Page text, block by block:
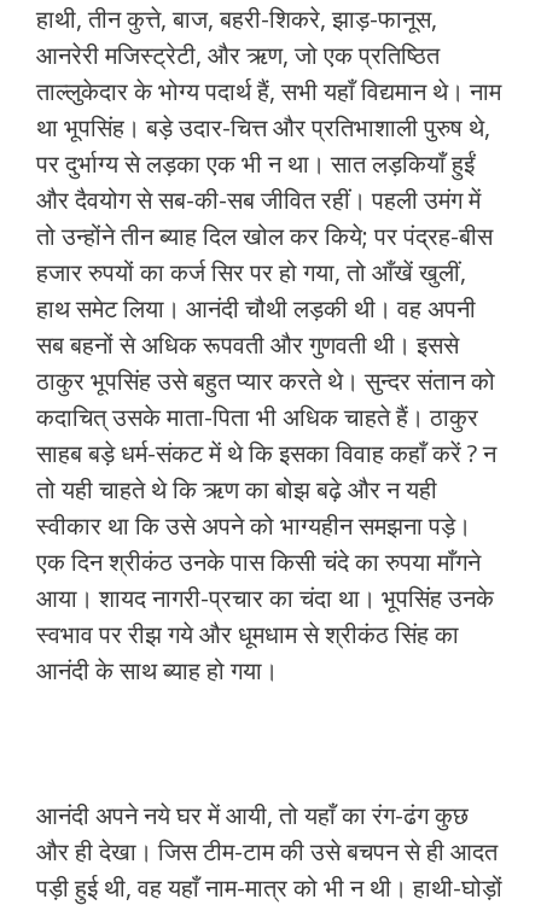
हाथी, तीन कुत्ते, बाज, बहरी-शिकरे, झाड़-फानूस,
आनरेरी मजिस्ट्रेटी, और ऋण, जो एक प्रतिष्ठित
ताल्लुकेदार के भोग्य पदार्थ हैं, सभी यहाँ विद्यमान थे। नाम
था भूपसिंह। बड़े उदार-चित्त और प्रतिभाशाली पुरुष थे,
पर दुर्भाग्य से लड़का एक भी न था। सात लड़कियाँ हुईं
और दैवयोग से सब-की-सब जीवित रहीं। पहली उमंग में
तो उन्होंने तीन ब्याह दिल खोल कर किये; पर पंद्रह-बीस
हजार रुपयों का कर्ज सिर पर हो गया, तो आँखें खुलीं,
हाथ समेट लिया। आनंदी चौथी लड़की थी। वह अपनी
सब बहनों से अधिक रूपवती और गुणवती थी। इससे
ठाकुर भूपसिंह उसे बहुत प्यार करते थे। सुन्दर संतान को
कदाचित् उसके माता-पिता भी अधिक चाहते हैं। ठाकुर
साहब बड़े धर्म-संकट में थे कि इसका विवाह कहाँ करें ? न
तो यही चाहते थे कि ऋण का बोझ बढ़े और न यही
स्वीकार था कि उसे अपने को भाग्यहीन समझना पड़े।
एक दिन श्रीकंठ उनके पास किसी चंदे का रुपया माँगने
आया। शायद नागरी-प्रचार का चंदा था। भूपसिंह उनके
स्वभाव पर रीझ गये और धूमधाम से श्रीकंठ सिंह का
आनंदी के साथ ब्याह हो गया।
आनंदी अपने नये घर में आयी, तो यहाँ का रंग-ढंग कुछ
और ही देखा। जिस टीम-टाम की उसे बचपन से ही आदत
पड़ी हुई थी, वह यहाँ नाम-मात्र को भी न थी। हाथी-घोड़ों